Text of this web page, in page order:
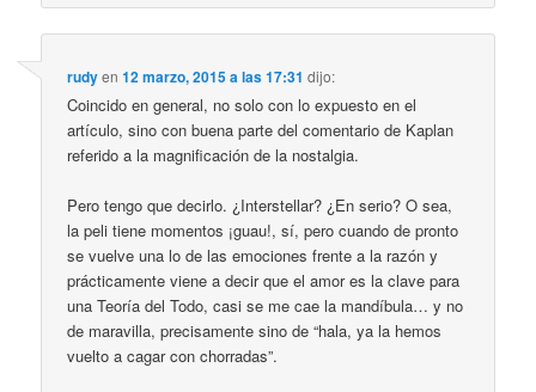
rudyen12 marzo, 2015 a las 17:31 dijo:
Coincido en general, no solo con lo expuesto en el
artículo, sino con buena parte del comentario de Kaplan
referido a la magnificación de la nostalgia.
Pero tengo que decirlo. ¿Interstellar? ¿En serio? O sea,
la peli tiene momentos ¡guau!, sí, pero cuando de pronto
se vuelve una lo de las emociones frente a la razón y
prácticamente viene a decir que el amor es la clave para
una Teoría del Todo, casi se me cae la mandíbula… y no
de maravilla, precisamente sino de “hala, ya la hemos
vuelto a cagar con chorradas”.